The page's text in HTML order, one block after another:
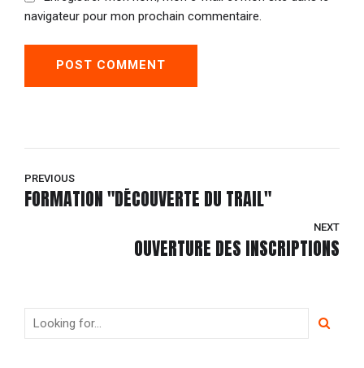
navigateur pour mon prochain commentaire.
POST COMMENT
PREVIOUS
FORMATION "DÉCOUVERTE DU TRAIL"
NEXT
OUVERTURE DES INSCRIPTIONS